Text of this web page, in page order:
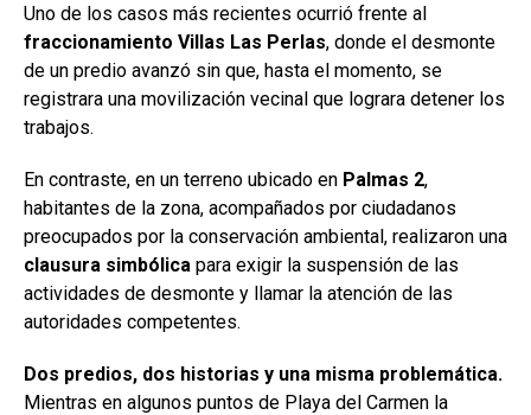
Uno de los casos más recientes ocurrió frente al
fraccionamiento Villas Las Perlas, donde el desmonte
de un predio avanzó sin que, hasta el momento, se
registrara una movilización vecinal que lograra detener los
trabajos.
En contraste, en un terreno ubicado en Palmas 2,
habitantes de la zona, acompañados por ciudadanos
preocupados por la conservación ambiental, realizaron una
clausura simbólica para exigir la suspensión de las
actividades de desmonte y llamar la atención de las
autoridades competentes.
Dos predios, dos historias y una misma problemática.
Mientras en algunos puntos de Playa del Carmen la